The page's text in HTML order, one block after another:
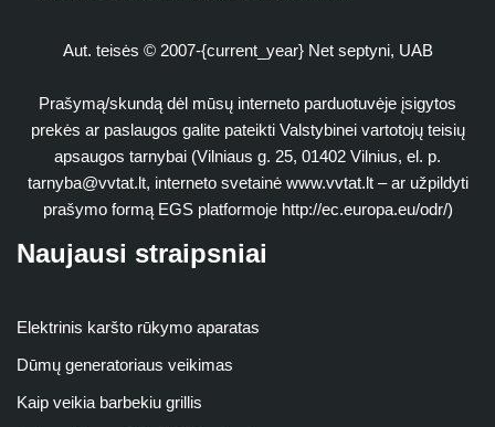
Aut. teisės © 2007-{current_year} Net septyni, UAB
Prašymą/skundą dėl mūsų interneto parduotuvėje įsigytos
prekės ar paslaugos galite pateikti Valstybinei vartotojų teisių
apsaugos tarnybai (Vilniaus g. 25, 01402 Vilnius, el. p.
tarnyba@vvtat.lt, interneto svetainė www.vvtat.lt – ar užpildyti
prašymo formą EGS platformoje http://ec.europa.eu/odr/)
Naujausi straipsniai
Elektrinis karšto rūkymo aparatas
Dūmų generatoriaus veikimas
Kaip veikia barbekiu grillis